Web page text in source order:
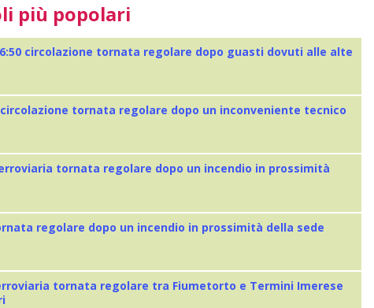
più popolari
circolazione tornata regolare dopo guasti dovuti alle alte
tornata regolare dopo un inconveniente tecnico
tornata regolare dopo un incendio in prossimità
regolare dopo un incendio in prossimità della sede
tornata regolare tra Fiumetorto e Termini Imerese